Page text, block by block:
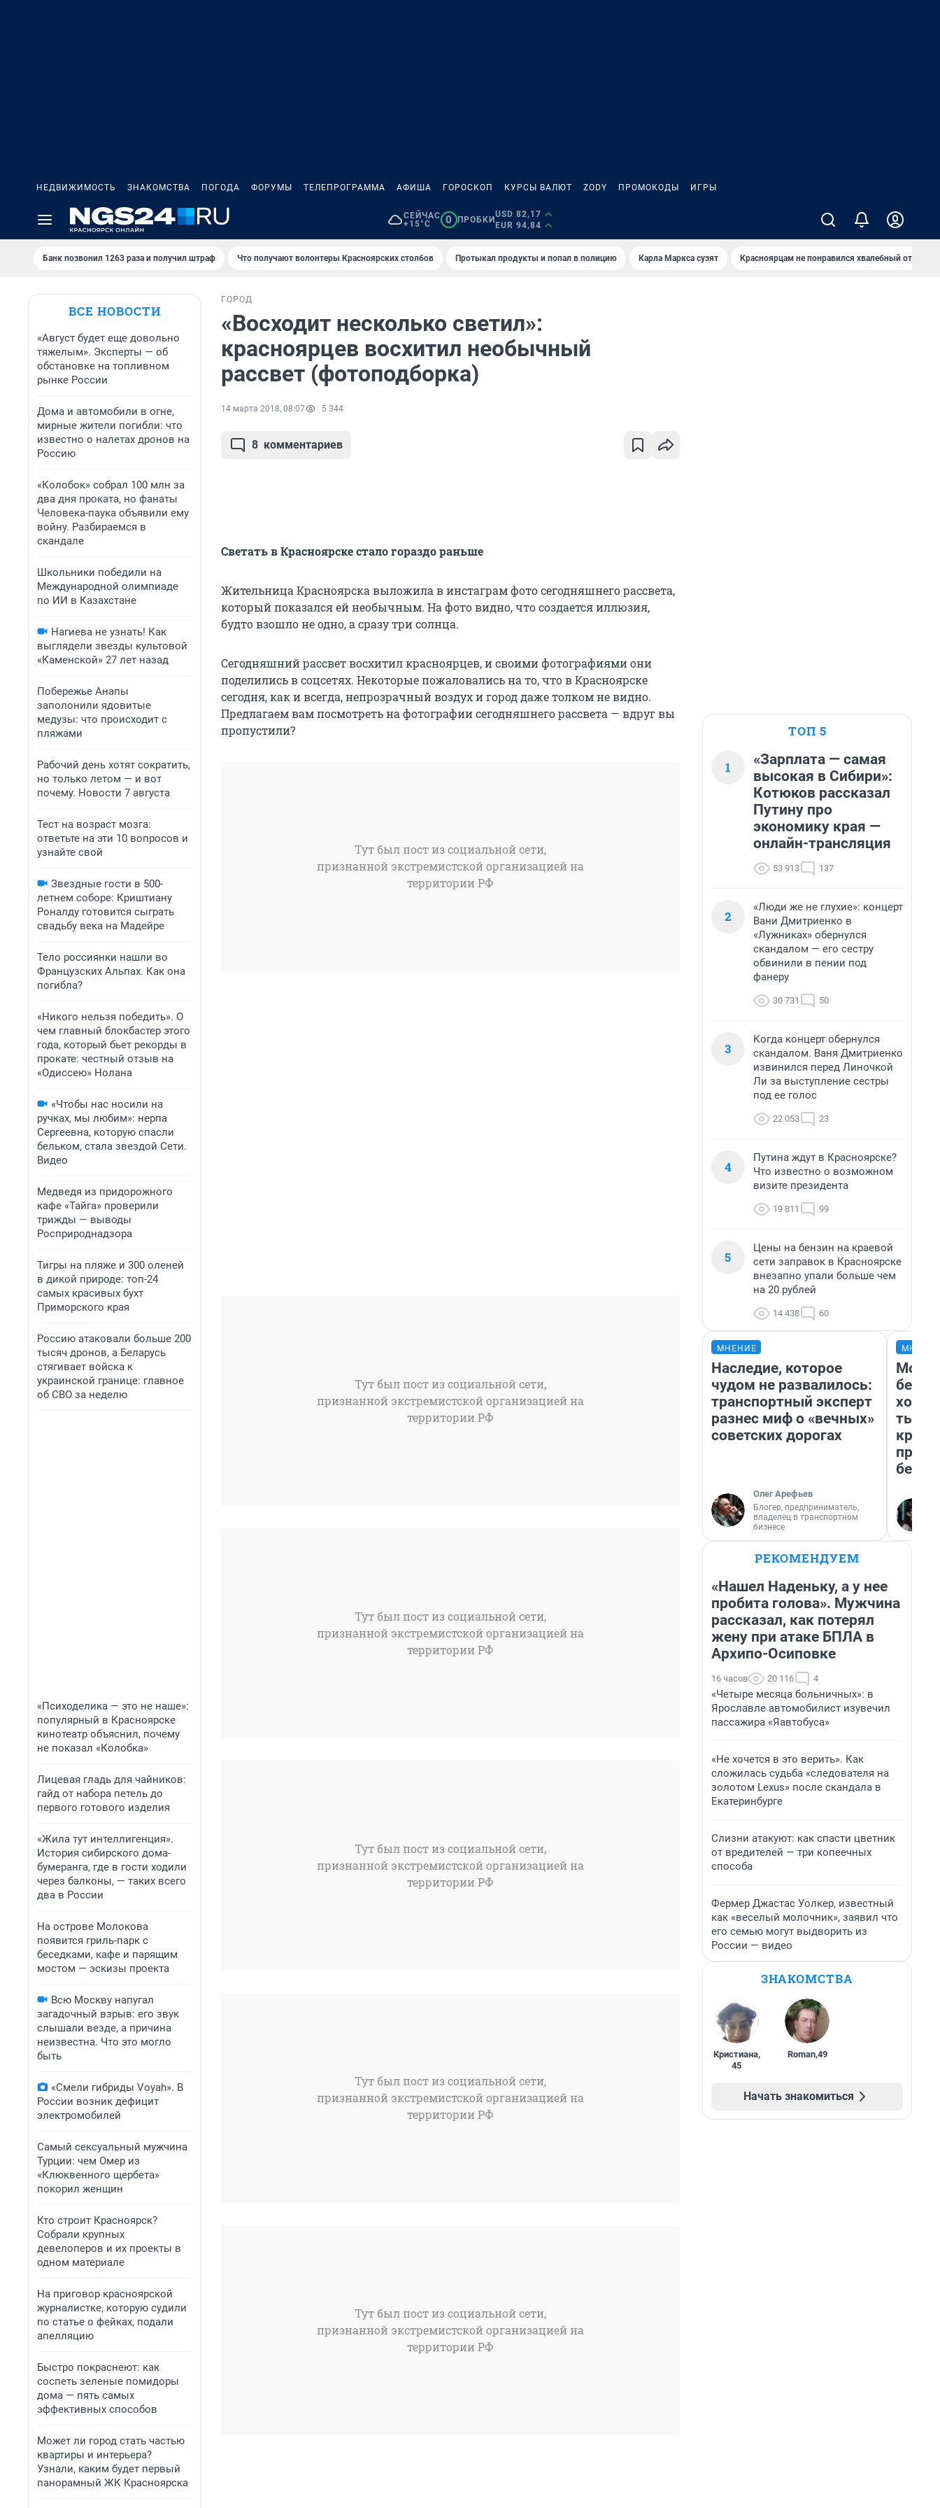
НЕДВИЖИМОСТЬ ЗНАКОМСТВА ПОГОДА ФОРУМЫ ТЕЛЕПРОГРАММА АФИША ГОРОСКОП КУРСЫ ВАЛЮТ ZODY ПРОМОКОДЫ ИГРЫ
СЕЙЧАС
+15°C
0 ПРОБКИ
USD 82,17
EUR 94,84
Банк позвонил 1263 раза и получил штраф Что получают волонтеры Красноярских столбов Протыкал продукты и попал в полицию Карла Маркса сузят Красноярцам не понравился хвалебный отзыв о
ВСЕ НОВОСТИ
«Август будет еще довольно
тяжелым». Эксперты — об
обстановке на топливном
рынке России
Дома и автомобили в огне,
мирные жители погибли: что
известно о налетах дронов на
Россию
«Колобок» собрал 100 млн за
два дня проката, но фанаты
Человека-паука объявили ему
войну. Разбираемся в
скандале
Школьники победили на
Международной олимпиаде
по ИИ в Казахстане
Нагиева не узнать! Как
выглядели звезды культовой
«Каменской» 27 лет назад
Побережье Анапы
заполонили ядовитые
медузы: что происходит с
пляжами
Рабочий день хотят сократить,
но только летом — и вот
почему. Новости 7 августа
Тест на возраст мозга:
ответьте на эти 10 вопросов и
узнайте свой
Звездные гости в 500-
летнем соборе: Криштиану
Роналду готовится сыграть
свадьбу века на Мадейре
Тело россиянки нашли во
Французских Альпах. Как она
погибла?
«Никого нельзя победить». О
чем главный блокбастер этого
года, который бьет рекорды в
прокате: честный отзыв на
«Одиссею» Нолана
«Чтобы нас носили на
ручках, мы любим»: нерпа
Сергеевна, которую спасли
бельком, стала звездой Сети.
Видео
Медведя из придорожного
кафе «Тайга» проверили
трижды — выводы
Росприроднадзора
Тигры на пляже и 300 оленей
в дикой природе: топ-24
самых красивых бухт
Приморского края
Россию атаковали больше 200
тысяч дронов, а Беларусь
стягивает войска к
украинской границе: главное
об СВО за неделю
«Психоделика — это не наше»:
популярный в Красноярске
кинотеатр объяснил, почему
не показал «Колобка»
Лицевая гладь для чайников:
гайд от набора петель до
первого готового изделия
«Жила тут интеллигенция».
История сибирского дома-
бумеранга, где в гости ходили
через балконы, — таких всего
два в России
На острове Молокова
появится гриль-парк с
беседками, кафе и парящим
мостом — эскизы проекта
Всю Москву напугал
загадочный взрыв: его звук
слышали везде, а причина
неизвестна. Что это могло
быть
«Смели гибриды Voyah». В
России возник дефицит
электромобилей
Самый сексуальный мужчина
Турции: чем Омер из
«Клюквенного щербета»
покорил женщин
Кто строит Красноярск?
Собрали крупных
девелоперов и их проекты в
одном материале
На приговор красноярской
журналистке, которую судили
по статье о фейках, подали
апелляцию
Быстро покраснеют: как
соспеть зеленые помидоры
дома — пять самых
эффективных способов
Может ли город стать частью
квартиры и интерьера?
Узнали, каким будет первый
панорамный ЖК Красноярска
ГОРОД
«Восходит несколько светил»:
красноярцев восхитил необычный
рассвет (фотоподборка)
14 марта 2018, 08:07 5 344
8 комментариев
Светать в Красноярске стало гораздо раньше
Жительница Красноярска выложила в инстаграм фото сегодняшнего рассвета,
который показался ей необычным. На фото видно, что создается иллюзия,
будто взошло не одно, а сразу три солнца.
Сегодняшний рассвет восхитил красноярцев, и своими фотографиями они
поделились в соцсетях. Некоторые пожаловались на то, что в Красноярске
сегодня, как и всегда, непрозрачный воздух и город даже толком не видно.
Предлагаем вам посмотреть на фотографии сегодняшнего рассвета — вдруг вы
пропустили?
Тут был пост из социальной сети,
признанной экстремистской организацией на
территории РФ
Тут был пост из социальной сети,
признанной экстремистской организацией на
территории РФ
Тут был пост из социальной сети,
признанной экстремистской организацией на
территории РФ
Тут был пост из социальной сети,
признанной экстремистской организацией на
территории РФ
Тут был пост из социальной сети,
признанной экстремистской организацией на
территории РФ
Тут был пост из социальной сети,
признанной экстремистской организацией на
территории РФ
ТОП 5
1
«Зарплата — самая
высокая в Сибири»:
Котюков рассказал
Путину про
экономику края —
онлайн-трансляция
53 913 137
2
«Люди же не глухие»: концерт
Вани Дмитриенко в
«Лужниках» обернулся
скандалом — его сестру
обвинили в пении под
фанеру
30 731 50
3
Когда концерт обернулся
скандалом. Ваня Дмитриенко
извинился перед Линочкой
Ли за выступление сестры
под ее голос
22 053 23
4
Путина ждут в Красноярске?
Что известно о возможном
визите президента
19 811 99
5
Цены на бензин на краевой
сети заправок в Красноярске
внезапно упали больше чем
на 20 рублей
14 438 60
МНЕНИЕ
Наследие, которое
чудом не развалилось:
транспортный эксперт
разнес миф о «вечных»
советских дорогах
Олег Арефьев
Блогер, предприниматель,
владелец в транспортном
бизнесе
Мой
РЕКОМЕНДУЕМ
«Нашел Наденьку, а у нее
пробита голова». Мужчина
рассказал, как потерял
жену при атаке БПЛА в
Архипо-Осиповке
16 часов 20 116 4
«Четыре месяца больничных»: в
Ярославле автомобилист изувечил
пассажира «Яавтобуса»
«Не хочется в это верить». Как
сложилась судьба «следователя на
золотом Lexus» после скандала в
Екатеринбурге
Слизни атакуют: как спасти цветник
от вредителей — три копеечных
способа
Фермер Джастас Уолкер, известный
как «веселый молочник», заявил что
его семью могут выдворить из
России — видео
ЗНАКОМСТВА
Кристиана,
45
Roman,49
Начать знакомиться